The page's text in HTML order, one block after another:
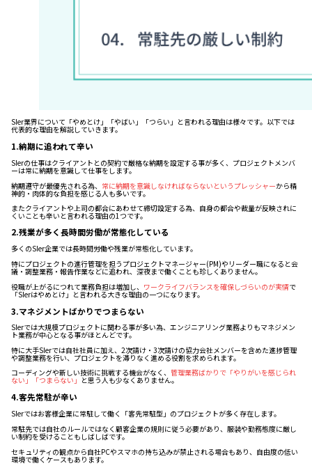
SIer業界について「やめとけ」「やばい」「つらい」と言われる理由は様々です。以下では
代表的な理由を解説していきます。
1.納期に追われて辛い
SIerの仕事はクライアントとの契約で厳格な納期を設定する事が多く、プロジェクトメンバ
ーは常に納期を意識して仕事をします。
納期遵守が最優先される為、 常に納期を意識しなければならないというプレッシャーから精
神的・肉体的な負担を感じる人も多いです。
またクライアントや上司の都合にあわせて締切設定する為、自身の都合や裁量が反映されに
くいことも辛いと言われる理由の1つです。
2.残業が多く長時間労働が常態化している
多くのSIer企業では長時間労働や残業が常態化しています。
特にプロジェクトの進行管理を担うプロジェクトマネージャー(PM)やリーダー職になると会
議・調整業務・報告作業などに追われ、深夜まで働くことも珍しくありません。
役職が上がるにつれて業務負担は増加し、 ワークライフバランスを確保しづらいのが実情で
「SIerはやめとけ」と言われる大きな理由の一つになります。
3.マネジメントばかりでつまらない
SIerでは大規模プロジェクトに関わる事が多い為、エンジニアリング業務よりもマネジメン
ト業務が中心となる事がほとんどです。
特に大手SIerでは自社社員に加え、2次請け・3次請けの協力会社メンバーを含めた進捗管理
や調整業務を行い、プロジェクトを滞りなく進める役割を求められます。
コーディングや新しい技術に挑戦する機会がなく、 管理業務ばかりで「やりがいを感じられ
ない」「つまらない」 と思う人も少なくありません。
4.客先常駐が辛い
SIerではお客様企業に常駐して働く「客先常駐型」のプロジェクトが多く存在します。
常駐先では自社のルールではなく顧客企業の規則に従う必要があり、服装や勤務態度に厳し
い制約を受けることもしばしばです。
セキュリティの観点から自社PCやスマホの持ち込みが禁止される場合もあり、自由度の低い
環境で働くケースもあります。